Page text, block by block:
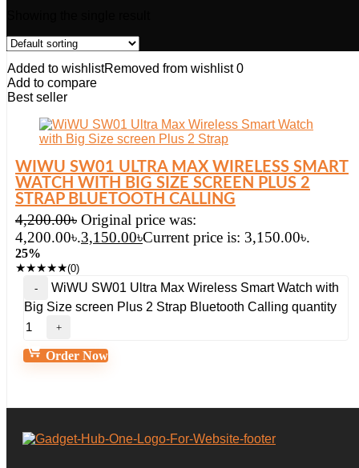
Added to wishlistRemoved from wishlist 0
Add to compare
Best seller
WIWU SW01 ULTRA MAX WIRELESS SMART
WATCH WITH BIG SIZE SCREEN PLUS 2
STRAP BLUETOOTH CALLING
4,200.00৳ Original price was:
4,200.00৳.3,150.00৳Current price is: 3,150.00৳.
25%
★★★★★(0)
WiWU SW01 Ultra Max Wireless Smart Watch with
Big Size screen Plus 2 Strap Bluetooth Calling quantity
Order Now